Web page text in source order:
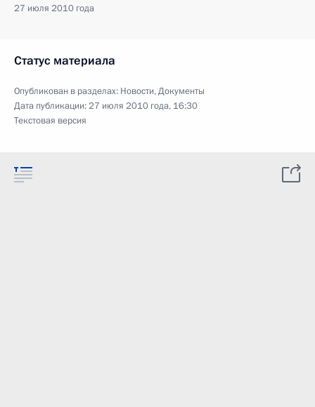
27 июля 2010 года
Статус материала
Опубликован в разделах: Новости,Документы
Дата публикации:27 июля 2010 года, 16:30
Текстовая версия